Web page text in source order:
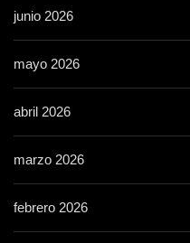
junio 2026
mayo 2026
abril 2026
marzo 2026
febrero 2026